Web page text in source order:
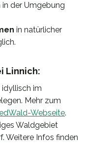
der Umgebung
in natürlicher
Linnich:
idyllisch im
Mehr zum
Webseite.
Waldgebiet
Weitere Infos finden